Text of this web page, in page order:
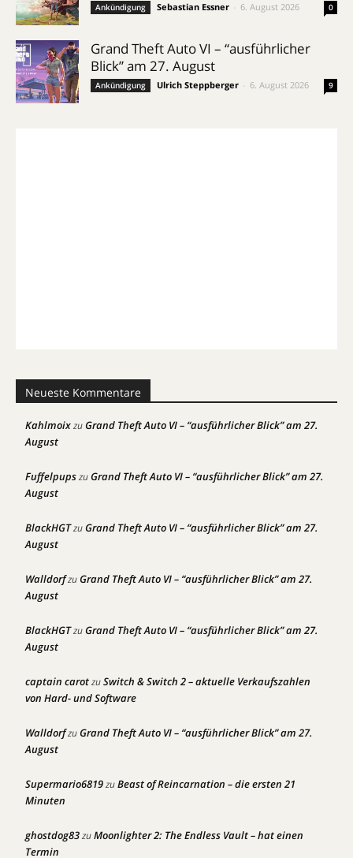
Ankündigung Sebastian Essner 6. August 2026 0
Grand Theft Auto VI – “ausführlicher
Blick” am 27. August
Ankündigung Ulrich Steppberger 6. August 2026 9
Neueste Kommentare
KahlmoixzuGrand Theft Auto VI – “ausführlicher Blick” am 27.
August
FuffelpupszuGrand Theft Auto VI – “ausführlicher Blick” am 27.
August
BlackHGTzuGrand Theft Auto VI – “ausführlicher Blick” am 27.
August
WalldorfzuGrand Theft Auto VI – “ausführlicher Blick” am 27.
August
BlackHGTzuGrand Theft Auto VI – “ausführlicher Blick” am 27.
August
captain carotzuSwitch & Switch 2 – aktuelle Verkaufszahlen
von Hard- und Software
WalldorfzuGrand Theft Auto VI – “ausführlicher Blick” am 27.
August
Supermario6819zuBeast of Reincarnation – die ersten 21
Minuten
ghostdog83zuMoonlighter 2: The Endless Vault – hat einen
Termin